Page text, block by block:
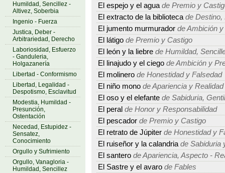
Humildad, Sencillez -
Altivez, Soberbia
Ingenio - Fuerza
Justica, Deber -
Arbitrariedad, Derecho
Laboriosidad, Esfuerzo
- Ganduleria,
Holgazanería
Libertad - Conformismo
Libertad, Legalidad -
Despotismo, Esclavitud
Modestia, Humildad -
Presunción,
Ostentación
Necedad, Estupidez -
Sensatez,
Conocimiento
Orgullo y Sufrimiento
Orgullo, Vanagloria -
Humildad, Sencillez
El espejo y el agua de Premio y
El extracto de la biblioteca de Destino,
El jumento murmurador de Ambición
El látigo de Premio y Castigo
El león y la liebre de Humildad,
El linajudo y el ciego de Ambición y
El molinero de Honestidad y Falsedad
El niño mono de Apariencia y Realidad
El oso y el elefante de Sabiduria,
El peral de Honor y Responsabilidad
El pescador de Premio y Castigo
El retrato de Júpiter de Honestidad y
El ruiseñor y la calandria de Sabiduria
El santero de Apariencia, Aspecto -
El Sastre y el avaro de Fables